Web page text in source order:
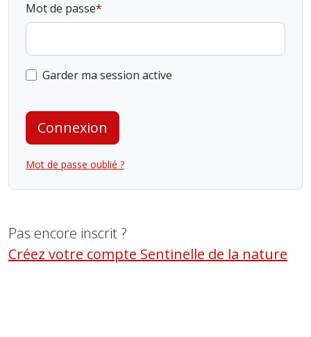
Mot de passe
Garder ma session active
Connexion
Mot de passe oublié ?
Pas encore inscrit ?
Créez votre compte Sentinelle de la nature